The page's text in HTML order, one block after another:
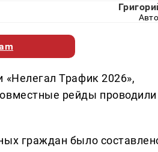
Трафик 2026»,
рейды проводили
граждан было